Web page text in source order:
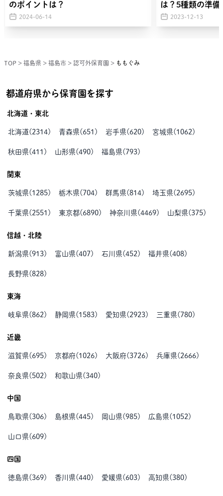
のポイントは？
2024-06-14
は？5種類の準
2023-12-13
TOP > 福島県 > 福島市 > 認可外保育園 > ももぐみ
都道府県から保育園を探す
北海道・東北
北海道( 2314) 青森県( 651 ) 岩手県( 620) 宮城県( 1062 )
秋田県(411 ) 山形県(490) 福島県( 793)
関東
茨城県( 1285) 栃木県( 704) 群馬県(814) 埼玉県( 2695)
千葉県( 2551 ) 東京都( 6890) 神奈川県(4469) 山梨県(375)
信越・北陸
新潟県(913) 富山県(407 ) 石川県(452 ) 福井県(408)
長野県(828)
東海
岐阜県(862 ) 静岡県( 1583) 愛知県( 2923) 三重県( 780)
近畿
滋賀県( 695) 京都府( 1026) 大阪府(3726) 兵庫県( 2666)
奈良県( 502 ) 和歌山県(340)
中国
鳥取県(306) 島根県(445) 岡山県(985) 広島県( 1052 )
山口県( 609)
四国
徳島県(369) 香川県(440) 愛媛県( 603) 高知県(380)